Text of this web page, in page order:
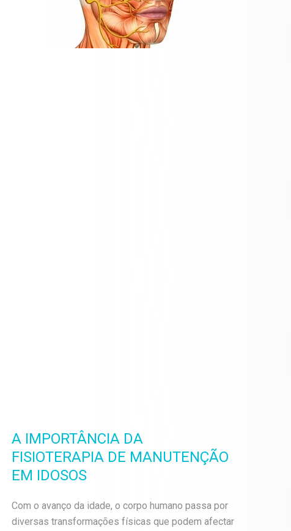
A IMPORTÂNCIA DA
FISIOTERAPIA DE MANUTENÇÃO
EM IDOSOS
Com o avanço da idade, o corpo humano passa por
diversas transformações físicas que podem afectar